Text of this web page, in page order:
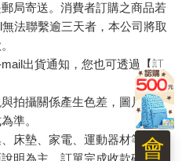
局寄送。消費者訂購之商品若
法聯繫逾三天者，本公司將取
出貨通知，您也可透過【訂
拍攝關係產生色差，圖片僅供
準。
床墊、家電、運動器材等）及
明為主。訂單完成收款確認
會